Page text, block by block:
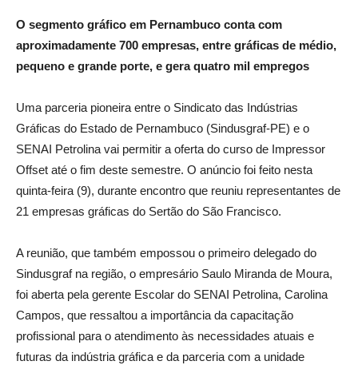
O segmento gráfico em Pernambuco conta com
aproximadamente 700 empresas, entre gráficas de médio,
pequeno e grande porte, e gera quatro mil empregos
Uma parceria pioneira entre o Sindicato das Indústrias
Gráficas do Estado de Pernambuco (Sindusgraf-PE) e o
SENAI Petrolina vai permitir a oferta do curso de Impressor
Offset até o fim deste semestre. O anúncio foi feito nesta
quinta-feira (9), durante encontro que reuniu representantes de
21 empresas gráficas do Sertão do São Francisco.
A reunião, que também empossou o primeiro delegado do
Sindusgraf na região, o empresário Saulo Miranda de Moura,
foi aberta pela gerente Escolar do SENAI Petrolina, Carolina
Campos, que ressaltou a importância da capacitação
profissional para o atendimento às necessidades atuais e
futuras da indústria gráfica e da parceria com a unidade